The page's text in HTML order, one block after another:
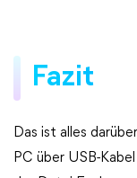
Fazit
Das ist alles
PC über USB-Kabel